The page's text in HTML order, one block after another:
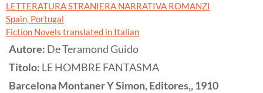
LETTERATURA STRANIERA NARRATIVA ROMANZI
Spain, Portugal
Fiction Novels translated in Italian
Autore: De Teramond Guido
Titolo: LE HOMBRE FANTASMA
BarcelonaMontaner Y Simon, Editores,,1910